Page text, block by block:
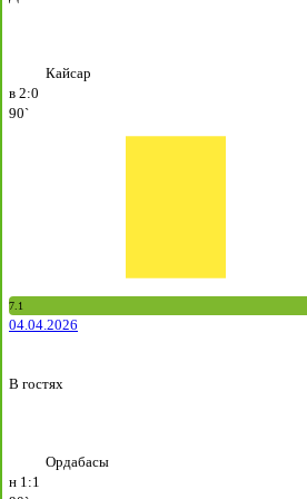
Кайсар
в 2:0
90`
7.1
04.04.2026
В гостях
Ордабасы
н 1:1